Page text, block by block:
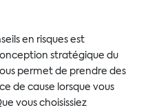
en risques est
stratégique du
permet de prendre des
de cause lorsque vous
vous choisissiez